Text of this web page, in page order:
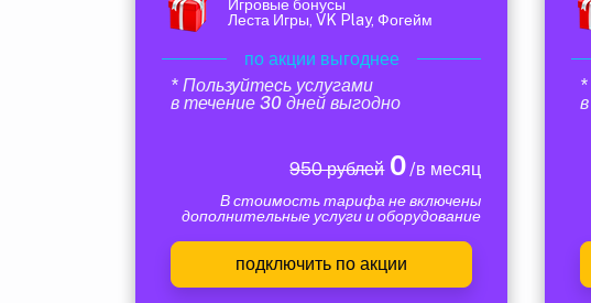
Игровые бонусы
Леста Игры, VK Play, Фогейм
по акции выгоднее
* Пользуйтесь услугами
в течение 30 дней выгодно
950 рублей0/в месяц
В стоимость тарифа не включены
дополнительные услуги и оборудование
подключить по акции